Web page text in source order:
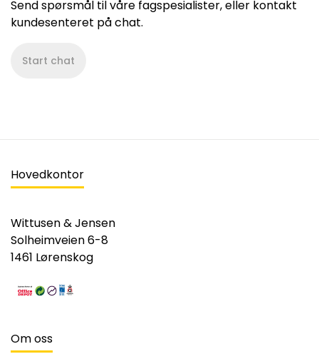
Send spørsmål til våre fagspesialister, eller kontakt
kundesenteret på chat.
Start chat
Hovedkontor
Wittusen & Jensen
Solheimveien 6-8
1461 Lørenskog
Om oss